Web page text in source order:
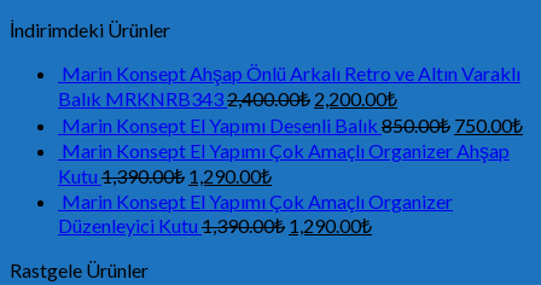
İndirimdeki Ürünler
Marin Konsept Ahşap Önlü Arkalı Retro ve Altın Varaklı
Balık MRKNRB3432,400.00₺ 2,200.00₺
Marin Konsept El Yapımı Desenli Balık 850.00₺ 750.00₺
Marin Konsept El Yapımı Çok Amaçlı Organizer Ahşap
Kutu 1,390.00₺ 1,290.00₺
Marin Konsept El Yapımı Çok Amaçlı Organizer
Düzenleyici Kutu 1,390.00₺ 1,290.00₺
Rastgele Ürünler